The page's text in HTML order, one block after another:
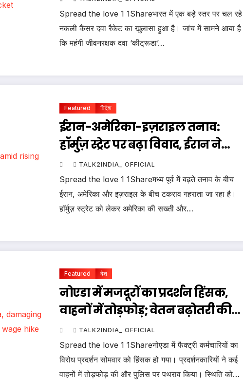
Spread the love 1 1Shareभारत में एक बड़े स्तर पर चल रहे
नकली कैंसर दवा रैकेट का खुलासा हुआ है। जांच में सामने आया है
कि महंगी जीवनरक्षक दवा ‘कीट्रूडा’…
Featured विदेश
ईरान-अमेरिका-इज़राइल तनाव:
हॉर्मुज़ स्ट्रेट पर बढ़ा विवाद, ईरान ने
अमेरिकी कदम को ‘समुद्री डकैती’
बताया
TALK2INDIA_ OFFICIAL
Spread the love 1 1Shareमध्य पूर्व में बढ़ते तनाव के बीच
ईरान, अमेरिका और इज़राइल के बीच टकराव गहराता जा रहा है।
हॉर्मुज़ स्ट्रेट को लेकर अमेरिका की सख्ती और…
Featured देश
नोएडा में मजदूरों का प्रदर्शन हिंसक,
वाहनों में तोड़फोड़; वेतन बढ़ोतरी की
मांग तेज
TALK2INDIA_ OFFICIAL
Spread the love 1 1Shareनोएडा में फैक्ट्री कर्मचारियों का
विरोध प्रदर्शन सोमवार को हिंसक हो गया। प्रदर्शनकारियों ने कई
वाहनों में तोड़फोड़ की और पुलिस पर पथराव किया। स्थिति को…